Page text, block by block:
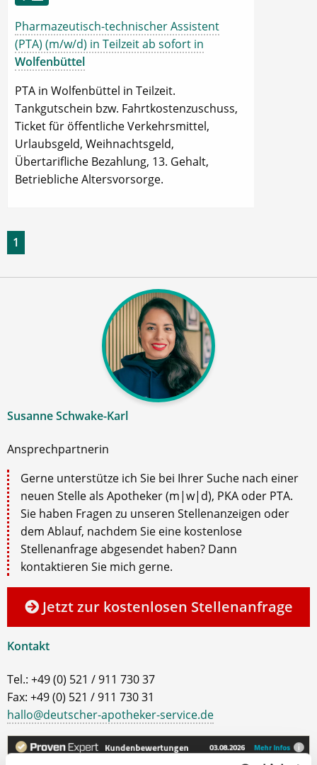
Pharmazeutisch-technischer Assistent
(PTA) (m/w/d) in Teilzeit ab sofort in
Wolfenbüttel
PTA in Wolfenbüttel in Teilzeit.
Tankgutschein bzw. Fahrtkostenzuschuss,
Ticket für öffentliche Verkehrsmittel,
Urlaubsgeld, Weihnachtsgeld,
Übertarifliche Bezahlung, 13. Gehalt,
Betriebliche Altersvorsorge.
1
Susanne Schwake-Karl
Ansprechpartnerin
Gerne unterstütze ich Sie bei Ihrer Suche nach einer
neuen Stelle als Apotheker (m|w|d), PKA oder PTA.
Sie haben Fragen zu unseren Stellenanzeigen oder
dem Ablauf, nachdem Sie eine kostenlose
Stellenanfrage abgesendet haben? Dann
kontaktieren Sie mich gerne.
Jetzt zur kostenlosen Stellenanfrage
Kontakt
Tel.: +49 (0) 521 / 911 730 37
Fax: +49 (0) 521 / 911 730 31
hallo@deutscher-apotheker-service.de